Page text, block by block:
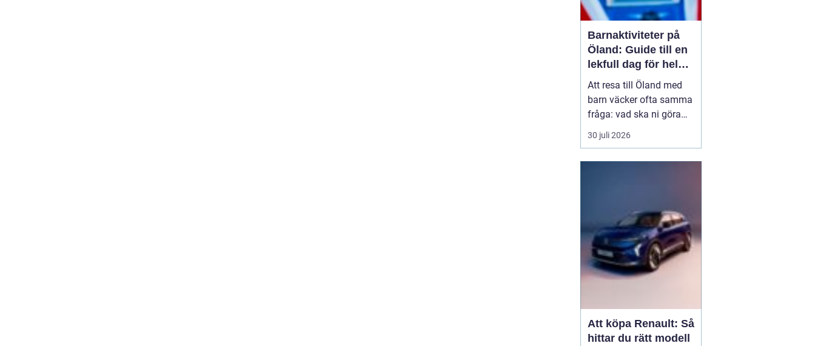
Barnaktiviteter på
Öland: Guide till en
lekfull dag för hela
familjen
Att resa till Öland med
barn väcker ofta samma
fråga: vad ska ni göra
för att alla ska trivas,
oavsett ålder och
30 juli 2026
Att köpa Renault: Så
hittar du rätt modell